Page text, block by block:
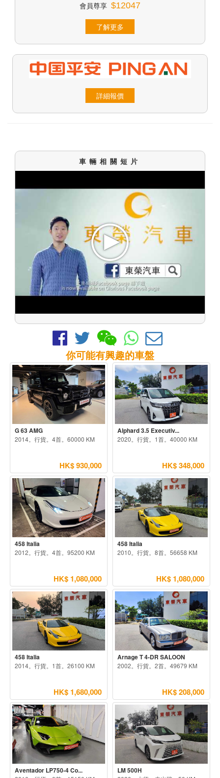
會員尊享 $12047
了解更多
詳細報價
車輛相關短片
你可能有興趣的車盤
G 63 AMG
2014。行貨。4首。60000 KM
HK$ 930,000
Alphard 3.5 Executiv...
2020。行貨。1首。40000 KM
HK$ 348,000
458 Italia
2012。行貨。4首。95200 KM
HK$ 1,080,000
458 Italia
2010。行貨。8首。56658 KM
HK$ 1,080,000
458 Italia
2014。行貨。1首。26100 KM
HK$ 1,680,000
Arnage T 4-DR SALOON
2002。行貨。2首。49679 KM
HK$ 208,000
Aventador LP750-4 Co... LM 500H